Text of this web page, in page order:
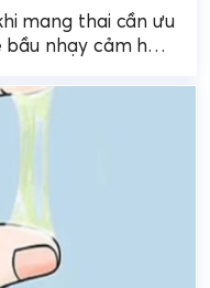
mang thai cần ưu
nhạy cảm hơn